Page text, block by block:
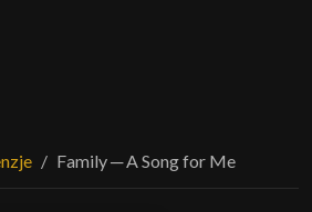
Family ─ A Song for Me